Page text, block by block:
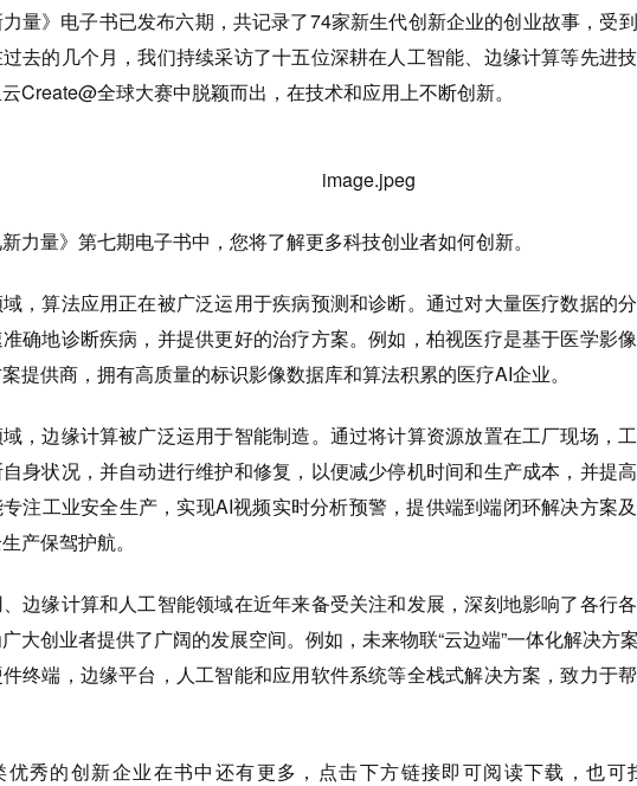
力量》电子书已发布六期，共记录了74家新生代创新企业的创业故事，受
去的几个月，我们持续采访了十五位深耕在人工智能、边缘计算等先进
Create@全球大赛中脱颖而出，在技术和应用上不断创新。
力量》第七期电子书中，您将了解更多科技创业者如何创新。
，算法应用正在被广泛运用于疾病预测和诊断。通过对大量医疗数据的
确地诊断疾病，并提供更好的治疗方案。例如，柏视医疗是基于医学影
提供商，拥有高质量的标识影像数据库和算法积累的医疗AI企业。
，边缘计算被广泛运用于智能制造。通过将计算资源放置在工厂现场，
身状况，并自动进行维护和修复，以便减少停机时间和生产成本，并提
注工业安全生产，实现AI视频实时分析预警，提供端到端闭环解决方案
产保驾护航。
边缘计算和人工智能领域在近年来备受关注和发展，深刻地影响了各行
大创业者提供了广阔的发展空间。例如，未来物联“云边端”一体化解决方
终端，边缘平台，人工智能和应用软件系统等全栈式解决方案，致力于
优秀的创新企业在书中还有更多，点击下方链接即可阅读下载，也可